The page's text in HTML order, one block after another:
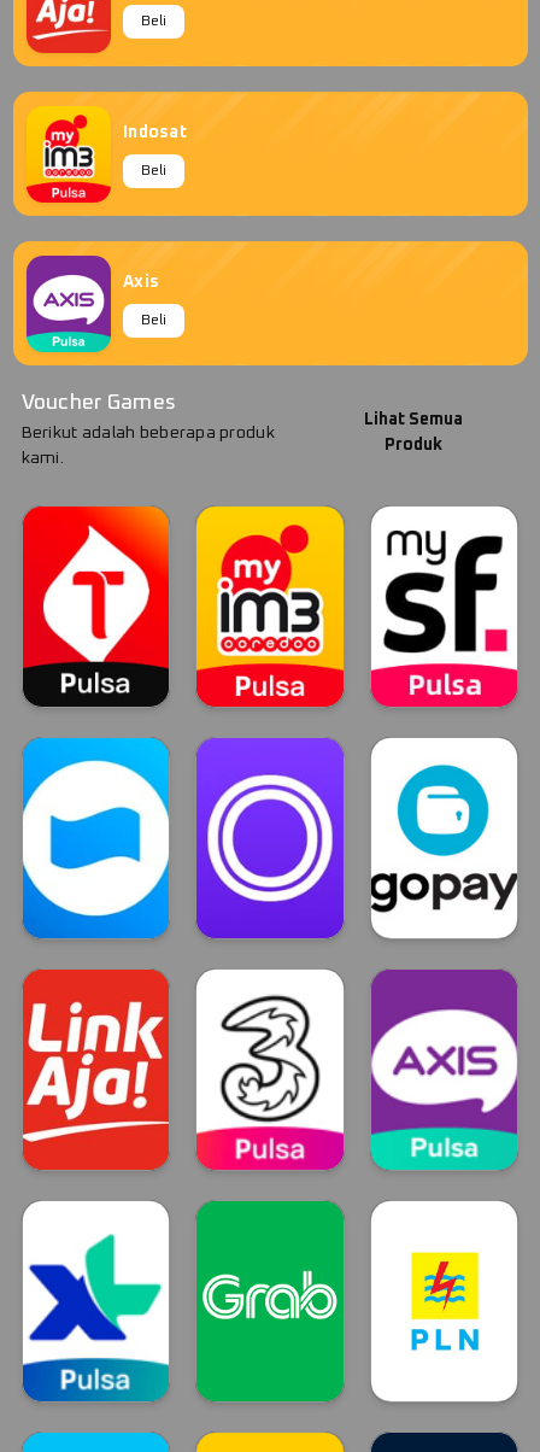
Beli
Indosat
Beli
Axis
Beli
Voucher Games
Berikut adalah beberapa produk
kami.
Lihat Semua
Produk
TELKOMSEL INDOSAT Smartfren
DANA OVO GO PAY
LinkAja TRI Axis
XL GRAB PLN